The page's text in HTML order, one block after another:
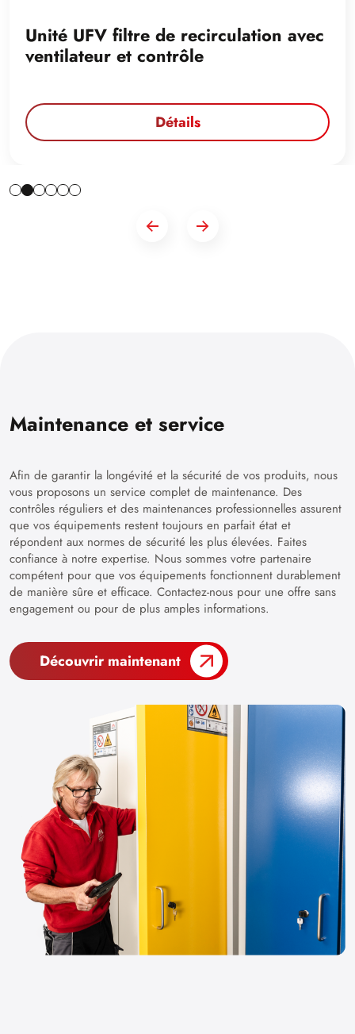
Unité UFV filtre de recirculation avec
ventilateur et contrôle
Détails
Maintenance et service
Afin de garantir la longévité et la sécurité de vos produits, nous
vous proposons un service complet de maintenance. Des
contrôles réguliers et des maintenances professionnelles assurent
que vos équipements restent toujours en parfait état et
répondent aux normes de sécurité les plus élevées. Faites
confiance à notre expertise. Nous sommes votre partenaire
compétent pour que vos équipements fonctionnent durablement
de manière sûre et efficace. Contactez-nous pour une offre sans
engagement ou pour de plus amples informations.
Découvrir maintenant